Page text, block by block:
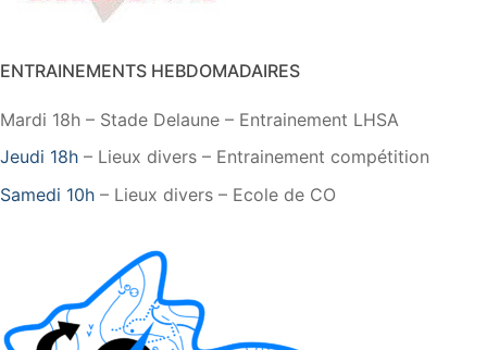
ENTRAINEMENTS HEBDOMADAIRES
Mardi 18h – Stade Delaune – Entrainement LHSA
Jeudi 18h – Lieux divers – Entrainement compétition
Samedi 10h – Lieux divers – Ecole de CO